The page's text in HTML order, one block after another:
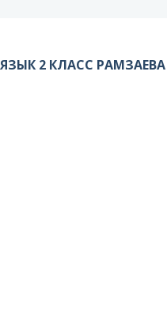
2 КЛАСС РАМЗАЕВА